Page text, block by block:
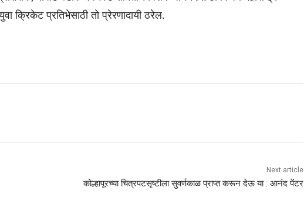
क्रिकेट प्रतिभेसाठी तो प्रेरणादायी ठरेल.
Next article
कोल्हापूरच्या चित्रपटसृष्टीला सुवर्णकाळ प्राप्त करून देऊ या : आनंद पेंटर